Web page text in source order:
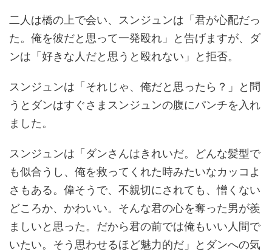
二人は橋の上で会い、スンジュンは「君が心配だっ
た。俺を彼だと思って一発殴れ」と告げますが、ダ
ンは「好きな人だと思うと殴れない」と拒否。
スンジュンは「それじゃ、俺だと思ったら？」と問
うとダンはすぐさまスンジュンの腹にパンチを入れ
ました。
スンジュンは「ダンさんはきれいだ。どんな髪型で
も似合うし、俺を救ってくれた時みたいなカッコよ
さもある。偉そうで、不親切にされても、憎くない
どころか、かわいい。そんな君の心を奪った男が羨
ましいと思った。だから君の前では俺もいい人間で
いたい。そう思わせるほど魅力的だ」とダンへの気